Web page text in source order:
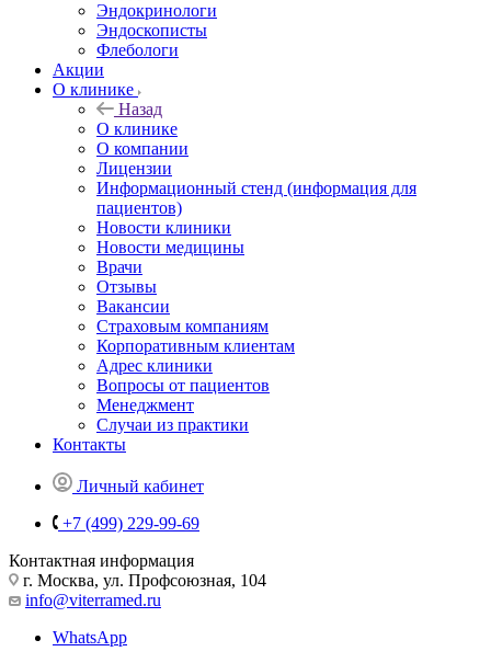
Эндокринологи
Эндоскописты
Флебологи
Акции
О клинике
Назад
О клинике
О компании
Лицензии
Информационный стенд (информация для
пациентов)
Новости клиники
Новости медицины
Врачи
Отзывы
Вакансии
Страховым компаниям
Корпоративным клиентам
Адрес клиники
Вопросы от пациентов
Менеджмент
Случаи из практики
Контакты
Личный кабинет
+7 (499) 229-99-69
Контактная информация
г. Москва, ул. Профсоюзная, 104
info@viterramed.ru
WhatsApp